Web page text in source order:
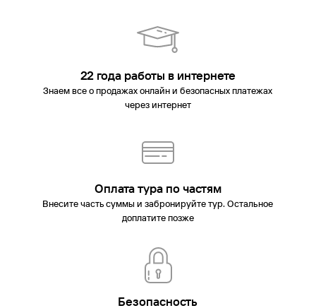
22 года работы в интернете
Знаем все о продажах онлайн и безопасных платежах
через интернет
Оплата тура по частям
Внесите часть суммы и забронируйте тур. Остальное
доплатите позже
Безопасность